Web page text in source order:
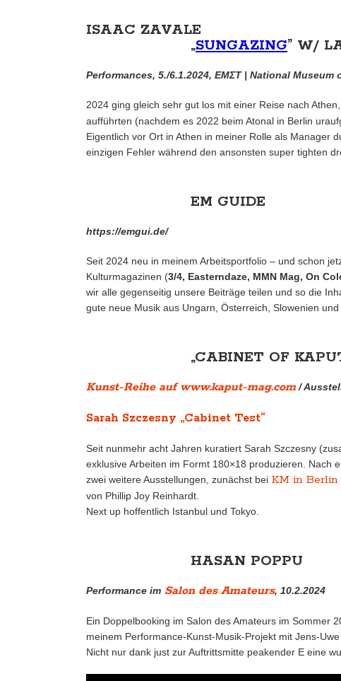
ISAAC ZAVALE
„SUNGAZING” W/
Performances, 5./6.1.2024, EMΣΤ | National
2024 ging gleich sehr gut los mit einer Reise nach
aufführten (nachdem es 2022 beim Atonal in Berlin
Eigentlich vor Ort in Athen in meiner Rolle als Manager
einzigen Fehler während den ansonsten super tighten
EM GUIDE
https://emgui.de/
Seit 2024 neu in meinem Arbeitsportfolio – und schon
Kulturmagazinen (3/4, Easterndaze, MMN Mag, On
wir alle gegenseitig unsere Beiträge teilen und so die
gute neue Musik aus Ungarn, Österreich, Slowenien und
„CABINET OF
Kunst-Reihe auf www.kaput-mag.com /
Sarah Szczesny „Cabinet Test“
Seit nunmehr acht Jahren kuratiert Sarah Szczesny
exklusive Arbeiten im Formt 180×18 produzieren. Nach
zwei weitere Ausstellungen, zunächst bei KM in Berlin
von Phillip Joy Reinhardt.
Next up hoffentlich Istanbul und Tokyo.
HASAN POPPU
Performance im Salon des Amateurs, 10.2.2024
Ein Doppelbooking im Salon des Amateurs im Sommer
meinem Performance-Kunst-Musik-Projekt mit Jens-
Nicht nur dank just zur Auftrittsmitte peakender E eine